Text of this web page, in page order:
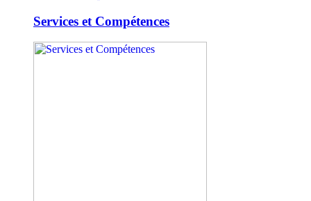
Services et Compétences